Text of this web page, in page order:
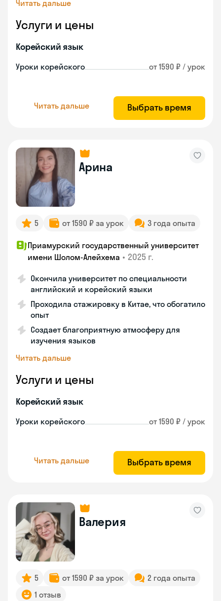
Читать дальше
Услуги и цены
Корейский язык
Уроки корейского от 1590 ₽ / урок
Читать дальше Выбрать время
Арина
5 от 1590 ₽ за урок 3 года опыта
Приамурский государственный университет
имени Шолом-Алейхема • 2025 г.
Окончила университет по специальности
английский и корейский языки
Проходила стажировку в Китае, что обогатило
опыт
Создает благоприятную атмосферу для
изучения языков
Читать дальше
Услуги и цены
Корейский язык
Уроки корейского от 1590 ₽ / урок
Читать дальше Выбрать время
Валерия
5 от 1590 ₽ за урок
2 года опыта
1 отзыв